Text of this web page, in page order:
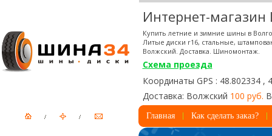
Интернет-
Купить летние и зимние шины в
Литые диски r16, стальные,
Волжский. Доставка. Шиномонтаж.
Схема проезда
Координаты GPS : 48.802334 ,
Доставка: Волжский 100 руб.
Главная Как сделать заказ?